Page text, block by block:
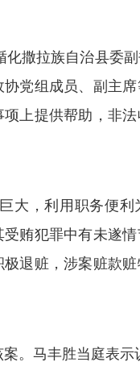
撒拉族自治县委
党组成员、副主
上提供帮助，非
，利用职务便利
贿犯罪中有未遂
退赃，涉案赃款
。马丰胜当庭表示